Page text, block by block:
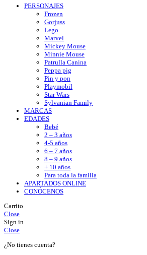
PERSONAJES
Frozen
Gorjuss
Lego
Marvel
Mickey Mouse
Minnie Mouse
Patrulla Canina
Peppa pig
Pin y pon
Playmobil
Star Wars
Sylvanian Family
MARCAS
EDADES
Bebé
2 – 3 años
4-5 años
6 – 7 años
8 – 9 años
+ 10 años
Para toda la familia
APARTADOS ONLINE
CONÓCENOS
Carrito
Close
Sign in
Close
¿No tienes cuenta?